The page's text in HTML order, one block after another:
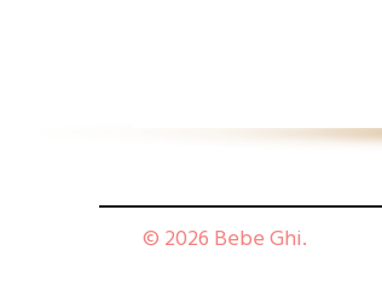
© 2026 Bebe Ghi.